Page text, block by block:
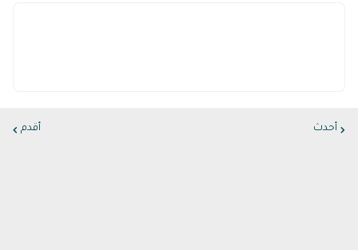
أحدث أقدم